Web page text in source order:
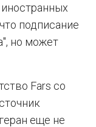
подписание
но может
Fars со
еще не